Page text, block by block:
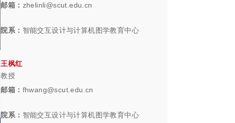
邮箱： zhelinli@scut.edu.cn
院系： 智能交互设计与计算机图学教育中心
王枫红
教授
邮箱： fhwang@scut.edu.cn
院系： 智能交互设计与计算机图学教育中心